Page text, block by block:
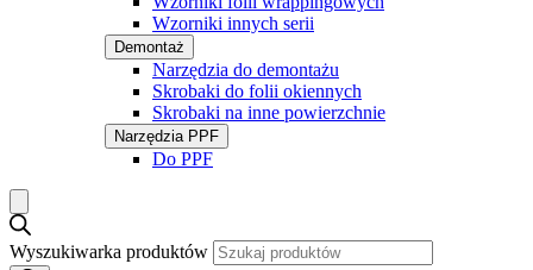
Wzorniki innych serii
Demontaż
Narzędzia do demontażu
Skrobaki do folii okiennych
Skrobaki na inne powierzchnie
Narzędzia PPF
Do PPF
Wyszukiwarka produktów